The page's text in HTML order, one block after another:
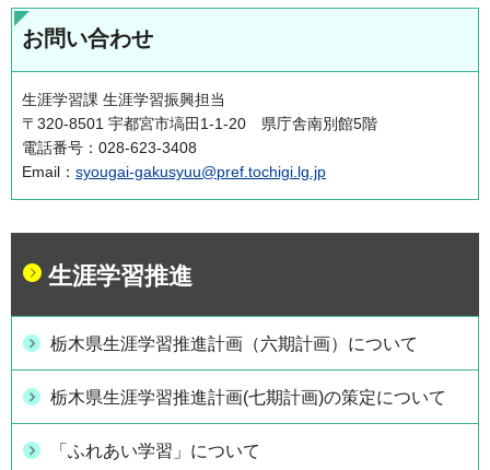
お問い合わせ
生涯学習課 生涯学習振興担当
〒320-8501 宇都宮市塙田1-1-20 県庁舎南別館5階
電話番号：028-623-3408
Email： syougai-gakusyuu@pref.tochigi.lg.jp
生涯学習推進
栃木県生涯学習推進計画（六期計画）について
栃木県生涯学習推進計画(七期計画)の策定について
「ふれあい学習」について